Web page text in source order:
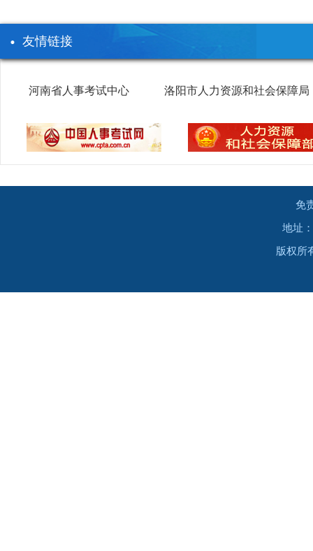
友情链接
河南省人事考试中心 洛阳市人力资源和社会保障局
免
地址
版权所